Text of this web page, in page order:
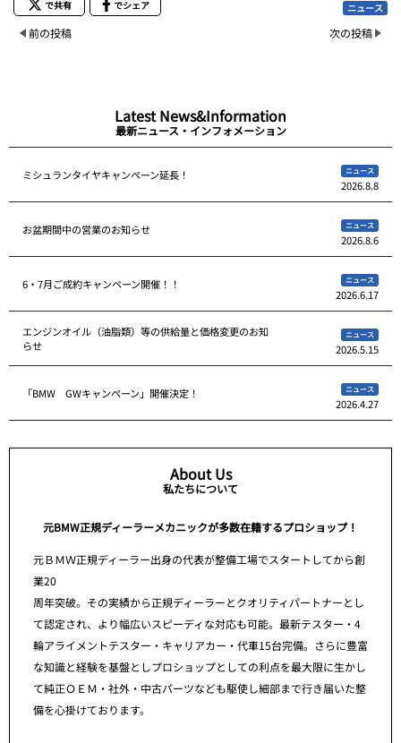
で共有 でシェア ニュース
前の投稿 次の投稿
Latest News&Information
最新ニュース・インフォメーション
ミシュランタイヤキャンペーン延長！ ニュース
2026.8.8
お盆期間中の営業のお知らせ ニュース
2026.8.6
6・7月ご成約キャンペーン開催！！ ニュース
2026.6.17
エンジンオイル（油脂類）等の供給量と価格変更のお知
らせ
ニュース
2026.5.15
「BMW GWキャンペーン」開催決定！ ニュース
2026.4.27
About Us
私たちについて
元BMW正規ディーラーメカニックが多数在籍するプロショップ！
元ＢＭＷ正規ディーラー出身の代表が整備工場でスタートしてから創
業20
周年突破。その実績から正規ディーラーとクオリティパートナーとし
て認定され、より幅広いスピーディな対応も可能。最新テスター・4
輪アライメントテスター・キャリアカー・代車15台完備。さらに豊富
な知識と経験を基盤としプロショップとしての利点を最大限に生かし
て純正ＯＥＭ・社外・中古パーツなども駆使し細部まで行き届いた整
備を心掛けております。